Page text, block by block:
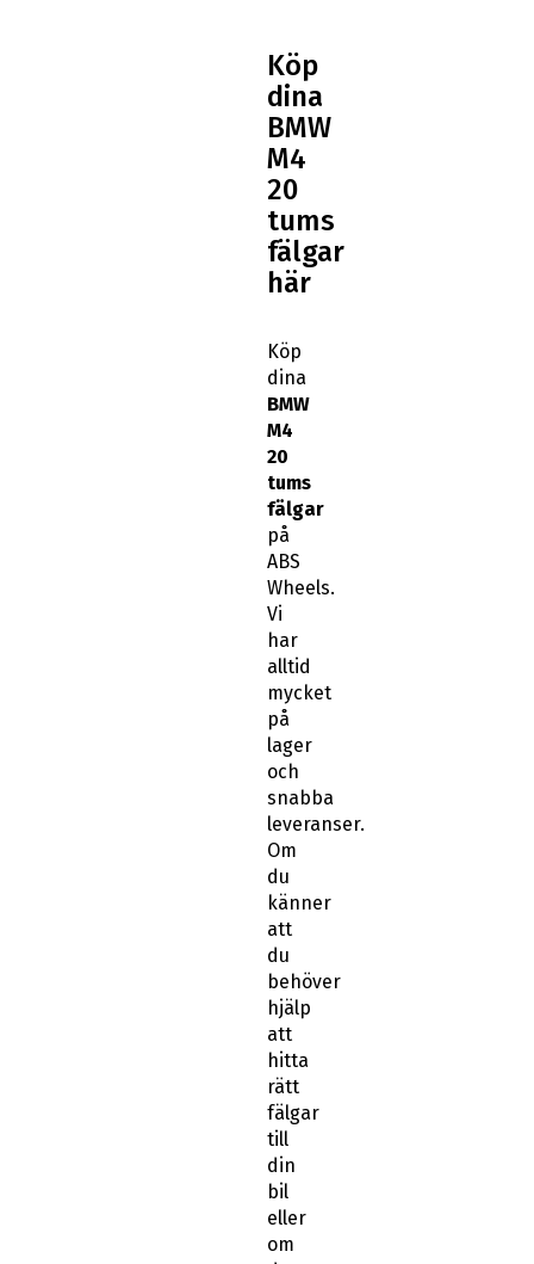
Köp
dina
BMW
M4
20
tums
fälgar
här
Köp
dina
BMW
M4
20
tums
fälgar
på
ABS
Wheels.
Vi
har
alltid
mycket
på
lager
och
snabba
leveranser.
Om
du
känner
att
du
behöver
hjälp
att
hitta
rätt
fälgar
till
din
bil
eller
om